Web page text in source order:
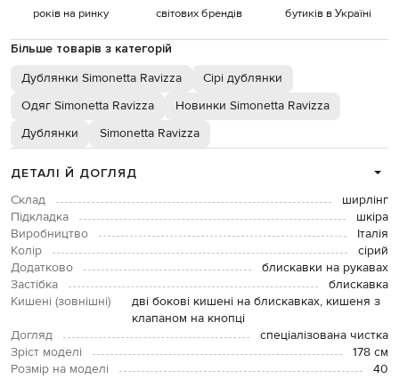
років на ринку світових брендів бутиків в Україні
Більше товарів з категорій
Дублянки Simonetta Ravizza
Сірі дублянки
Одяг Simonetta Ravizza
Новинки Simonetta Ravizza
Дублянки
Simonetta Ravizza
ДЕТАЛІ Й ДОГЛЯД
Склад
ширлінг
Підкладка
шкіра
Виробництво
Італія
Колір
сірий
Додатково
блискавки на рукавах
Застібка
блискавка
Кишені (зовнішні)
дві бокові кишені на блискавках, кишеня з
клапаном на кнопці
Догляд
спеціалізована чистка
Зріст моделі
178 см
Розмір на моделі
40